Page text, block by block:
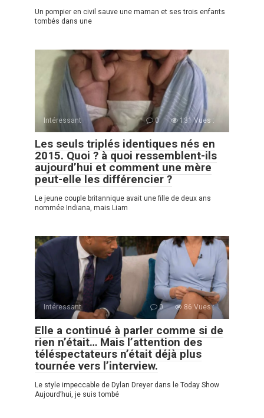
Un pompier en сivil sauve une maman et ses trois enfants
tombés dans une
Intéressant 0 131 Vues :
Les seuls triplés identiques nés en
2015. Quoi ? à quoi ressemblent-ils
aujourd’hui et comment une mère
peut-elle les différencier ?
Le jeune couple britannique avait une fille de deux ans
nommée Indiana, mais Liam
Intéressant 0 86 Vues :
Elle a continué à parler comme si de
rien n’était… Mais l’attention des
téléspectateurs n’était déjà plus
tournée vers l’interview.
Le style impeccable de Dylan Dreyer dans le Today Show
Aujourd’hui, je suis tombé